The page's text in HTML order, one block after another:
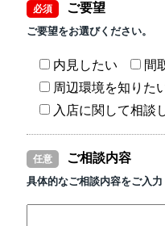
必須 ご要望
ご要望をお選びください。
内見したい
間
周辺環境を知りた
入店に関して相談
任意 ご相談内容
具体的なご相談内容をご入力